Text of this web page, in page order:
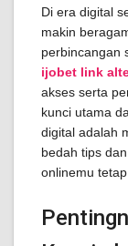
Di era digital
makin
perbincangan
ijobet link
akses serta
kunci utama
digital adalah
bedah tips
onlinemu